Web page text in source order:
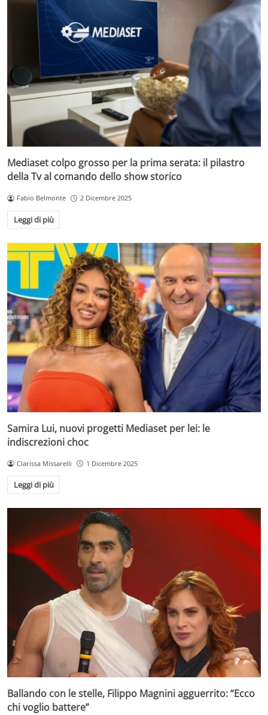
Mediaset colpo grosso per la prima serata: il pilastro
della Tv al comando dello show storico
Fabio Belmonte 2 Dicembre 2025
Leggi di più
Samira Lui, nuovi progetti Mediaset per lei: le
indiscrezioni choc
Clarissa Missarelli 1 Dicembre 2025
Leggi di più
Ballando con le stelle, Filippo Magnini agguerrito: “Ecco
chi voglio battere”